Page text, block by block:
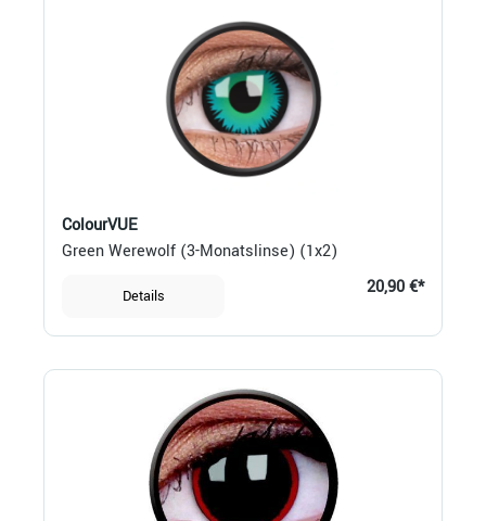
ColourVUE
Green Werewolf (3-Monatslinse) (1x2)
Details 20,90 €*